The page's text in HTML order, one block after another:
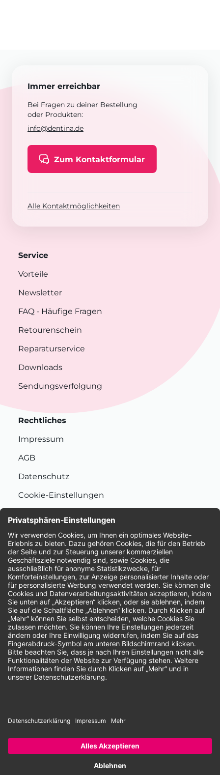
Immer erreichbar
Bei Fragen zu deiner Bestellung
oder Produkten:
info@dentina.de
Zum Kontaktformular
Alle Kontaktmöglichkeiten
Service
Vorteile
Newsletter
FAQ - Häufige Fragen
Retourenschein
Reparaturservice
Downloads
Sendungsverfolgung
Rechtliches
Impressum
AGB
Datenschutz
Cookie-Einstellungen
Bewertungen
Unsere Zahlungsarten:
Rechnung SEPA-Lastschrift Vorkasse